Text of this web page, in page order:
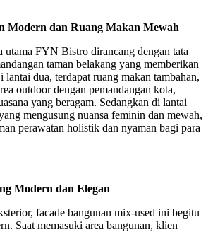
Modern dan Ruang Makan Mewah
utama FYN Bistro dirancang dengan tata
taman belakang yang memberikan
lantai dua, terdapat ruang makan tambahan,
outdoor dengan pemandangan kota,
yang beragam. Sedangkan di lantai
mengusung nuansa feminin dan mewah,
perawatan holistik dan nyaman bagi para
Modern dan Elegan
facade bangunan mix-used ini begitu
Saat memasuki area bangunan, klien